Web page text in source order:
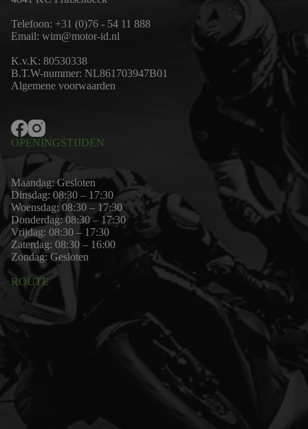
Telefoon: +31 (0)76 - 54 11 888
Email: wim@motor-id.nl
K.v.K: 80530338
B.T.W-nummer: NL861703947B01
Algemene voorwaarden
OPENINGSTIJDEN
Maandag: Gesloten
Dinsdag: 08:30 – 17:30
Woensdag: 08:30 – 17:30
Donderdag: 08:30 – 17:30
Vrijdag: 08:30 – 17:30
Zaterdag: 08:30 – 16:00
Zondag: Gesloten
ROUTE